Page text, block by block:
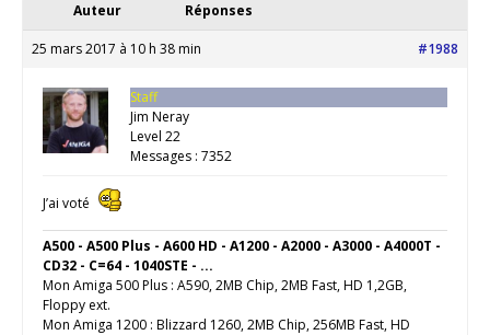
Auteur Réponses
25 mars 2017 à 10 h 38 min #1988
Staff
Jim Neray
Level 22
Messages : 7352
J’ai voté
A500 - A500 Plus - A600 HD - A1200 - A2000 - A3000 - A4000T -
CD32 - C=64 - 1040STE - ...
Mon Amiga 500 Plus : A590, 2MB Chip, 2MB Fast, HD 1,2GB,
Floppy ext.
Mon Amiga 1200 : Blizzard 1260, 2MB Chip, 256MB Fast, HD